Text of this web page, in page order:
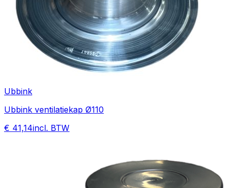
Ubbink
Ubbink ventilatiekap Ø110
€ 41,14incl. BTW